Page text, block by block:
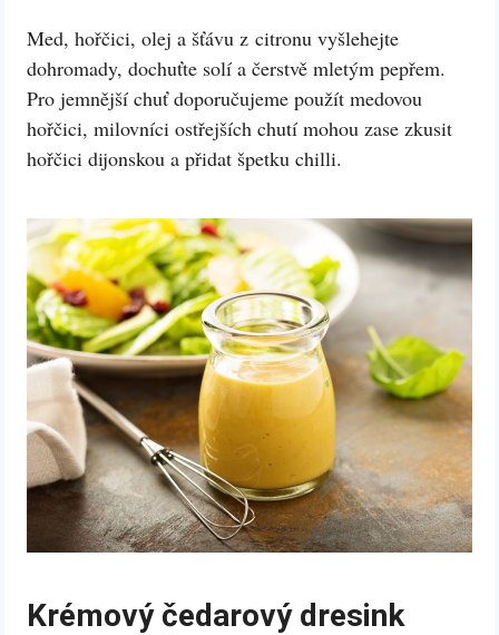
Med, hořčici, olej a šťávu z citronu vyšlehejte
dohromady, dochuťte solí a čerstvě mletým pepřem.
Pro jemnější chuť doporučujeme použít medovou
hořčici, milovníci ostřejších chutí mohou zase zkusit
hořčici dijonskou a přidat špetku chilli.
Krémový čedarový dresink